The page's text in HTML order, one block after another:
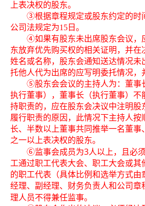
上表决权的股东。
③根据章程规定或股东约定的时
公司法规定为15 日。
④如果有股东未出席股东会议，
东放弃优先购买权的相关证明，并在
姓名或名称， 股东会通知送达情况未
托他人代为出席的应写明委托情况，
⑤股东会会议的主持人为：董事
执行董事），董事长（执行董事）不
持职责的，应在股东会决议中注明股
履行职责的原因，此情况下主持人按
长、半数以上董事共同推举一名董事
之一以上表决权的股东。
⑥监事会成员为3人以上，且必
工通过职工代表大会、职工大会或其
的职工代表（具体比例和选举方式由
经理、副经理、财务负责人和公司章
理人员不得兼任监事。